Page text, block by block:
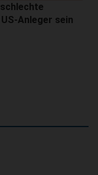
Anleger sein